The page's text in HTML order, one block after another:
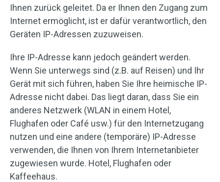
Ihnen zurück geleitet. Da er Ihnen den Zugang zum
Internet ermöglicht, ist er dafür verantwortlich, den
Geräten IP-Adressen zuzuweisen.
Ihre IP-Adresse kann jedoch geändert werden.
Wenn Sie unterwegs sind (z.B. auf Reisen) und Ihr
Gerät mit sich führen, haben Sie Ihre heimische IP-
Adresse nicht dabei. Das liegt daran, dass Sie ein
anderes Netzwerk (WLAN in einem Hotel,
Flughafen oder Café usw.) für den Internetzugang
nutzen und eine andere (temporäre) IP-Adresse
verwenden, die Ihnen von Ihrem Internetanbieter
zugewiesen wurde. Hotel, Flughafen oder
Kaffeehaus.